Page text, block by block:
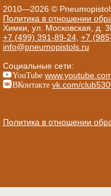
2010—2026 ©
Политика в отношении
Химки, ул. Московская, д.
+7 (499) 391-89-24, +7
info@pneumopistols.ru
Социальные сети:
YouTube
ВКонтакте vk.com/
Политика в отношении